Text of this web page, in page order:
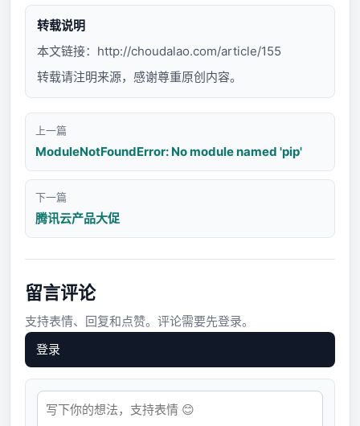
转载说明
本文链接： http://choudalao.com/article/155
转载请注明来源，感谢尊重原创内容。
上一篇
ModuleNotFoundError: No module named 'pip'
下一篇
腾讯云产品大促
留言评论
支持表情、回复和点赞。评论需要先登录。
登录